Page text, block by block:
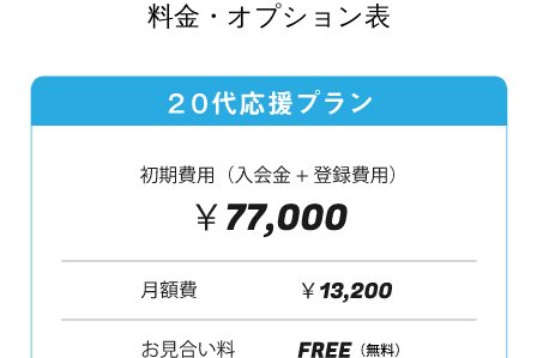
料金・オプション表